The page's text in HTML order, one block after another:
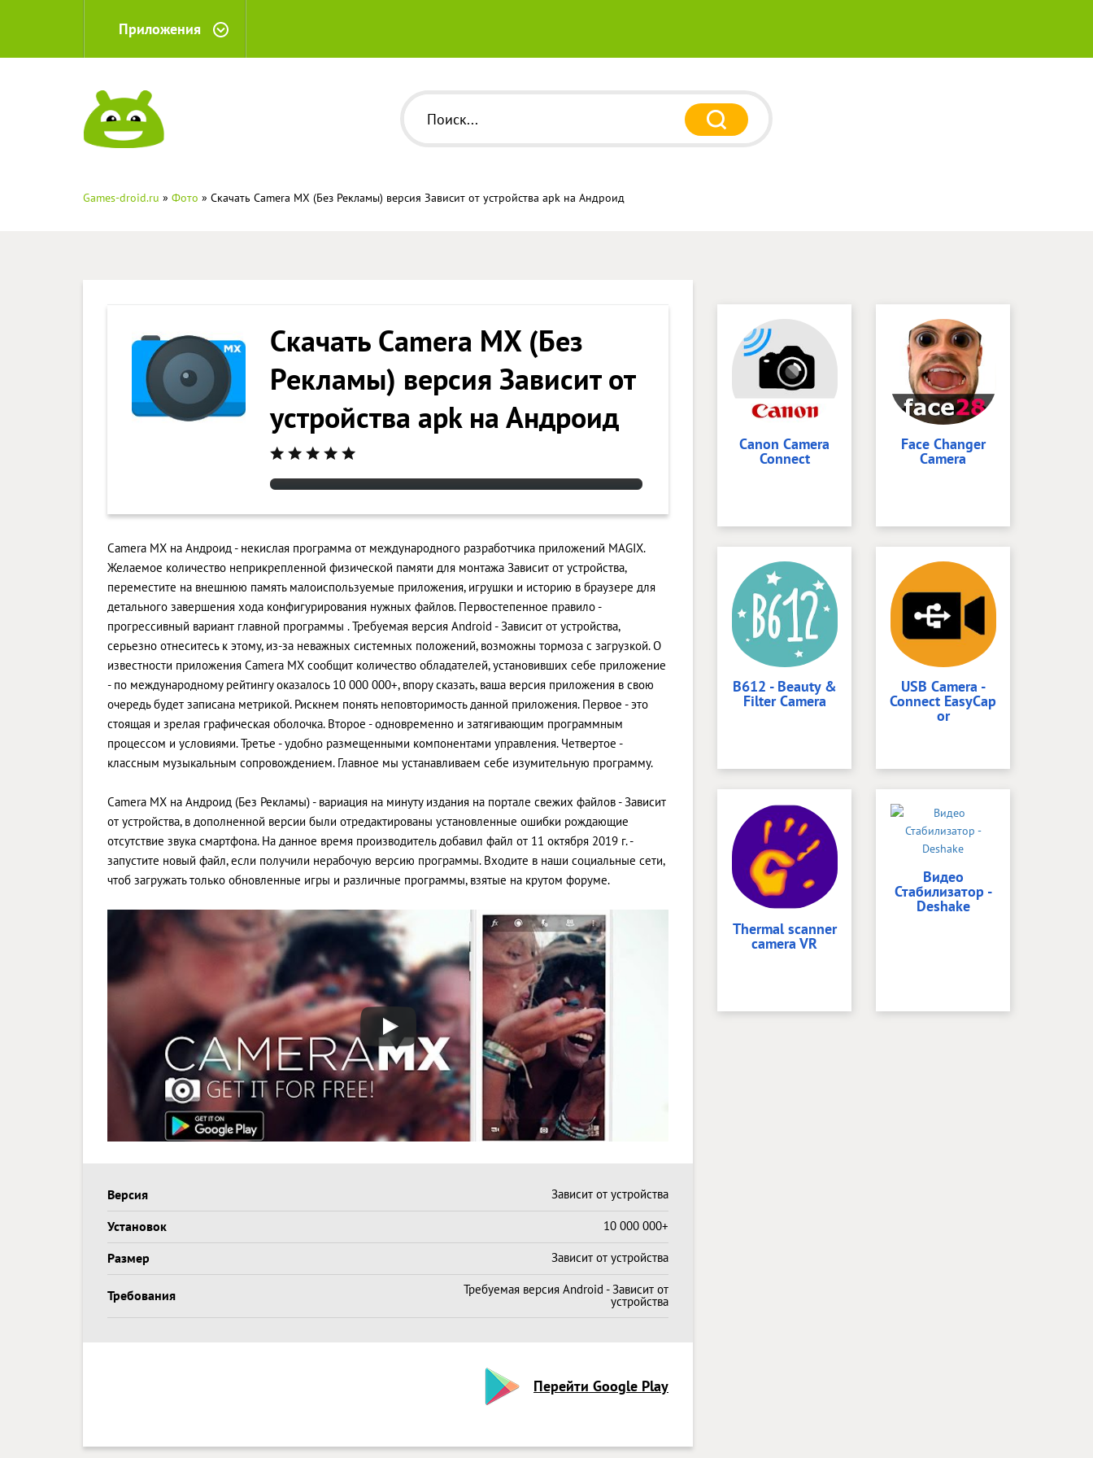
Приложения
Games-droid.ru » Фото » Скачать Camera MX (Без Рекламы) версия Зависит от устройства apk на Андроид
Скачать Camera MX (Без
Рекламы) версия Зависит от
устройства apk на Андроид
Camera MX на Андроид - некислая программа от международного разработчика приложений MAGIX.
Желаемое количество неприкрепленной физической памяти для монтажа Зависит от устройства,
переместите на внешнюю память малоиспользуемые приложения, игрушки и историю в браузере для
детального завершения хода конфигурирования нужных файлов. Первостепенное правило -
прогрессивный вариант главной программы . Требуемая версия Android - Зависит от устройства,
серьезно отнеситесь к этому, из-за неважных системных положений, возможны тормоза с загрузкой. О
известности приложения Camera MX сообщит количество обладателей, установивших себе приложение
- по международному рейтингу оказалось 10 000 000+, впору сказать, ваша версия приложения в свою
очередь будет записана метрикой. Рискнем понять неповторимость данной приложения. Первое - это
стоящая и зрелая графическая оболочка. Второе - одновременно и затягивающим программным
процессом и условиями. Третье - удобно размещенными компонентами управления. Четвертое -
классным музыкальным сопровождением. Главное мы устанавливаем себе изумительную программу.
Camera MX на Андроид (Без Рекламы) - вариация на минуту издания на портале свежих файлов - Зависит
от устройства, в дополненной версии были отредактированы установленные ошибки рождающие
отсутствие звука смартфона. На данное время производитель добавил файл от 11 октября 2019 г. -
запустите новый файл, если получили нерабочую версию программы. Входите в наши социальные сети,
чтоб загружать только обновленные игры и различные программы, взятые на крутом форуме.
Версия Зависит от устройства
Установок 10 000 000+
Размер Зависит от устройства
Требования Требуемая версия Android - Зависит от
устройства
Перейти Google Play
Canon Camera
Connect
Face Changer
Camera
B612 - Beauty &
Filter Camera
USB Camera -
Connect EasyCap
or
Thermal scanner
camera VR
Видео
Стабилизатор -
Deshake